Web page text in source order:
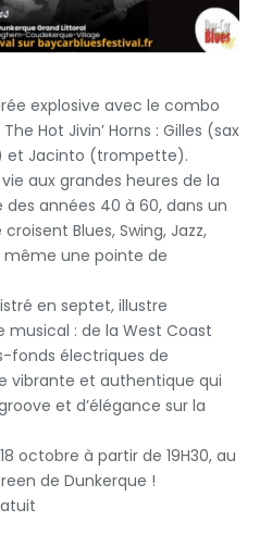
explosive avec le combo
Hot Jivin’ Horns : Gilles (sax
et Jacinto (trompette).
aux grandes heures de la
années 40 à 60, dans un
Blues, Swing, Jazz,
même une pointe de
en septet, illustre
: de la West Coast
fonds électriques de
vibrante et authentique qui
et d’élégance sur la
octobre à partir de 19H30, au
de Dunkerque !